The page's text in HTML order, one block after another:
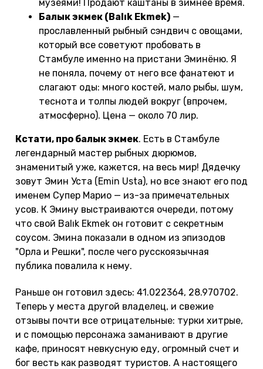
музеями! Продают каштаны в зимнее время.
Балык экмек (Balık Ekmek) —
прославленный рыбный сэндвич с овощами,
который все советуют пробовать в
Стамбуле именно на пристани Эминёню. Я
не поняла, почему от него все фанатеют и
слагают оды: много костей, мало рыбы, шум,
теснота и толпы людей вокруг (впрочем,
атмосферно). Цена — около 70 лир.
Кстати, про балык экмек. Есть в Стамбуле
легендарный мастер рыбных дюрюмов,
знаменитый уже, кажется, на весь мир! Дядечку
зовут Эмин Уста (Emin Usta), но все знают его под
именем Супер Марио — из-за примечательных
усов. К Эмину выстраиваются очереди, потому
что свой Balık Ekmek он готовит с секретным
соусом. Эмина показали в одном из эпизодов
"Орла и Решки", после чего русскоязычная
публика повалила к нему.
Раньше он готовил здесь: 41.022364, 28.970702.
Теперь у места другой владелец, и свежие
отзывы почти все отрицательные: турки хитрые,
и с помощью персонажа заманивают в другие
кафе, приносят невкусную еду, огромный счет и
бог весть как разводят туристов. А настоящего